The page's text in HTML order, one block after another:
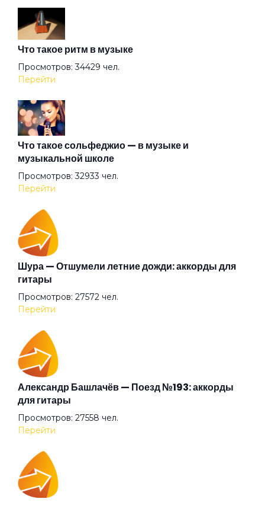
Всё хорошо!
Герой
Герр Захер Мазох
Гильотины сечение
Гиперболоид
Глаза очерчены углём
Говорит и показывает
Граф "Д"
Дай себя сорвать
Два великана
Две судьбы
Что такое ритм в музыке
Просмотров: 34429 чел.
Перейти
Что такое сольфеджио — в музыке и
музыкальной школе
Просмотров: 32933 чел.
Перейти
Шура — Отшумели летние дожди: аккорды для
гитары
Просмотров: 27572 чел.
Перейти
Александр Башлачёв — Поезд №193: аккорды
для гитары
Просмотров: 27558 чел.
Перейти